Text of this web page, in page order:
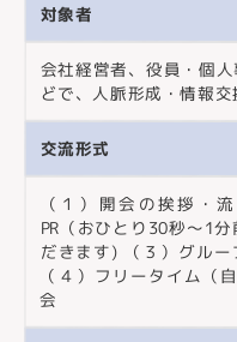
対象者
会社経営者、役員・個
どで、人脈形成・情報交
交流形式
（１）開会の挨拶・
PR（おひとり30秒〜1
だきます) （３）グル
（４）フリータイム（
会